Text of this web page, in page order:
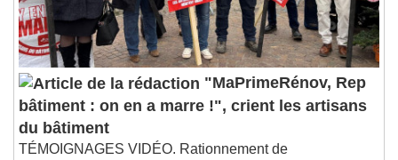
"MaPrimeRénov, Rep
bâtiment : on en a marre !", crient les artisans
du bâtiment
TÉMOIGNAGES VIDÉO. Rationnement de